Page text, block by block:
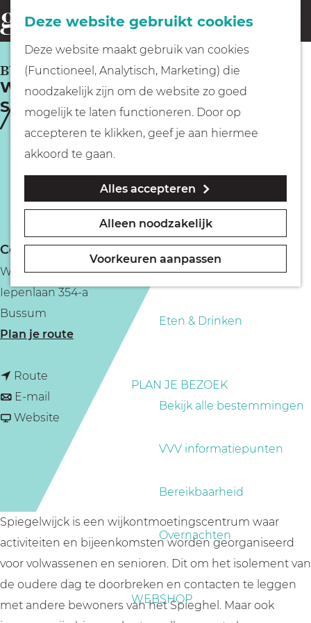
Deze website gebruikt cookies
Deze website maakt gebruik van cookies
(Functioneel, Analytisch, Marketing) die
noodzakelijk zijn om de website zo goed
mogelijk te laten functioneren. Door op
accepteren te klikken, geef je aan hiermee
akkoord te gaan.
Alles accepteren
Alleen noodzakelijk
Voorkeuren aanpassen
G
a
n
a
a
m
e
p
a
g
Fietsen
Wandelen
Geocachen
Naar het museum
Eten & Drinken
PLAN JE BEZOEK
Bekijk alle bestemmingen
VVV informatiepunten
Bereikbaarheid
Overnachten
WEBSHOP
o
e
k
e
n
Wijkontmoetingscentrum
Spieghelwijck
BUSSUM
Contact
Wijkontmoetingscentrum Spieghelwijck
Iepenlaan 354-a
Bussum
Plan je routen
W
i
n
t
m
o
e
Route
a
a
k
o
n
t
m
E-mail
a
W
j
k
o
n
t
Website
n
j
k
o
n
t
Spiegelwijck is een wijkontmoetingscentrum waar
activiteiten en bijeenkomsten worden georganiseerd
voor volwassenen en senioren. Dit om het isolement van
de oudere dag te doorbreken en contacten te leggen
met andere bewoners van het Spieghel. Maar ook